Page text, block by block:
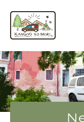
キ
ッ
プ